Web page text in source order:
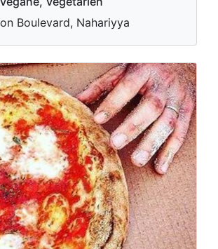
Boulevard, Nahariyya